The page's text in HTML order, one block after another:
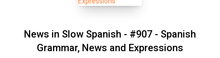
News in Slow Spanish - #907 - Spanish
Grammar, News and Expressions